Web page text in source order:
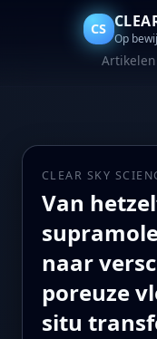
CS
Op
Artikelen
CLEAR SKY
Van
naar
poreuze
situ